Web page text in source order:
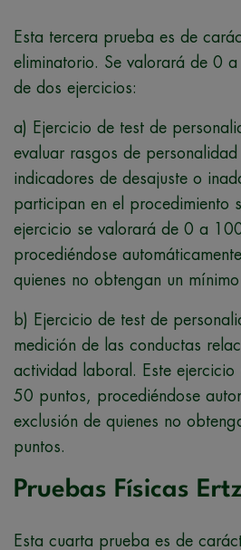
Esta tercera prueba es de
eliminatorio. Se valorará de 0
de dos ejercicios:
a) Ejercicio de test de
evaluar rasgos de
indicadores de desajuste o
participan en el procedimiento
ejercicio se valorará de 0 a
procediéndose
quienes no obtengan un
b) Ejercicio de test de
medición de las conductas
actividad laboral. Este
50 puntos, procediéndose
exclusión de quienes no
puntos.
Pruebas Físicas
Esta cuarta prueba es de